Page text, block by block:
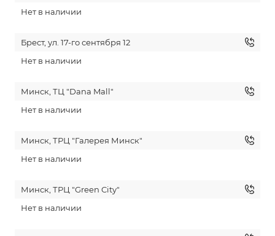
Нет в наличии
Брест, ул. 17-го сентября 12
Нет в наличии
Минск, ТЦ "Dana Mall"
Нет в наличии
Минск, ТРЦ "Галерея Минск"
Нет в наличии
Минск, ТРЦ "Green City"
Нет в наличии